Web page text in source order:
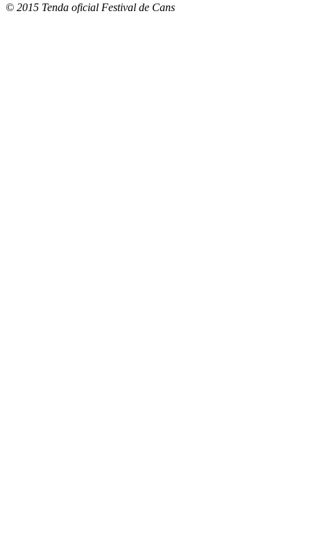
© 2015 Tenda oficial Festival de Cans